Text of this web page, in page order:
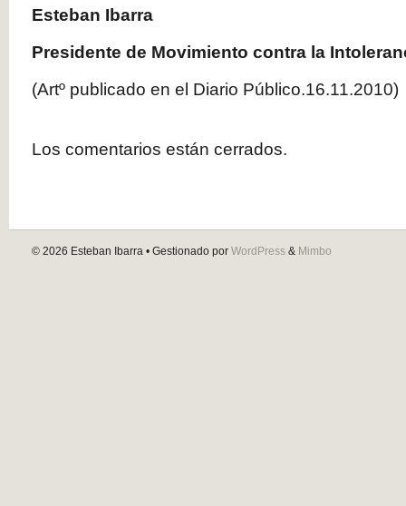
Esteban Ibarra
Presidente de Movimiento contra la
(Artº publicado en el Diario Público.16.11.2010)
Los comentarios están cerrados.
© 2026 Esteban Ibarra • Gestionado por WordPress & Mimbo